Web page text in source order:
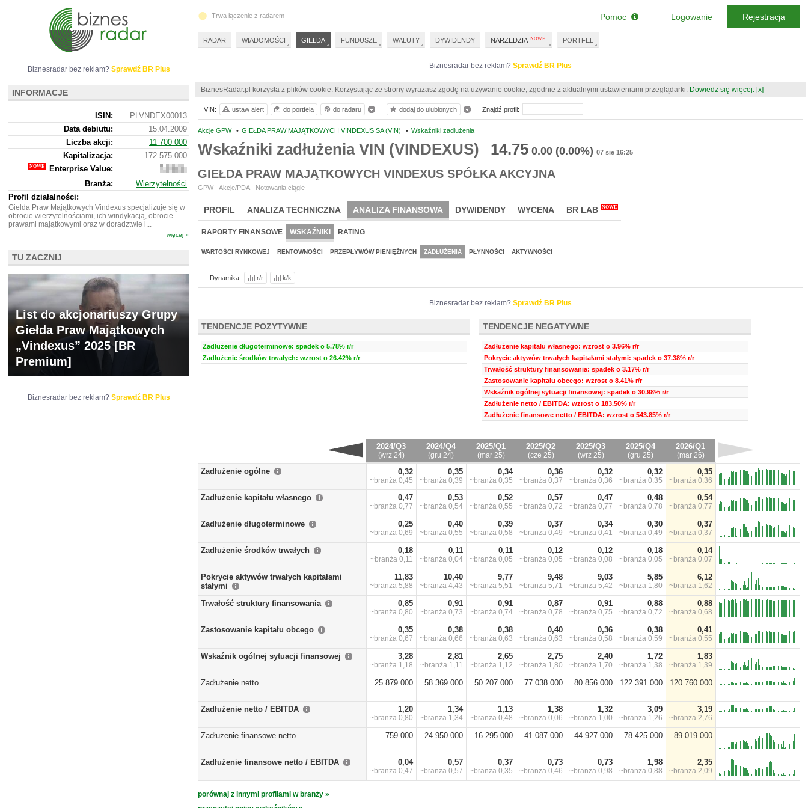
Biznesradar bez reklam? Sprawdź BR Plus
BiznesRadar.pl korzysta z plików cookie. Korzystając ze strony wyrażasz zgodę na używanie cookie, zgodnie z aktualnymi ustawieniami przeglądarki. Dowiedz się więcej. [x]
Akcje GPW • GIEŁDA PRAW MAJĄTKOWYCH VINDEXUS SA (VIN) • Wskaźniki zadłużenia
Wskaźniki zadłużenia VIN (VINDEXUS) 14.75 0.00 (0.00%) 07 sie 16:25
GIEŁDA PRAW MAJĄTKOWYCH VINDEXUS SPÓŁKA AKCYJNA
GPW - Akcje/PDA - Notowania ciągłe
PROFIL ANALIZA TECHNICZNA ANALIZA FINANSOWA DYWIDENDY WYCENA BR LAB NOWE
RAPORTY FINANSOWE WSKAŹNIKI RATING
WARTOŚCI RYNKOWEJ RENTOWNOŚCI PRZEPŁYWÓW PIENIĘŻNYCH ZADŁUŻENIA PŁYNNOŚCI AKTYWNOŚCI
Dynamika: r/r k/k
Biznesradar bez reklam? Sprawdź BR Plus
TENDENCJE POZYTYWNE
Zadłużenie długoterminowe: spadek o 5.78% r/r
Zadłużenie środków trwałych: wzrost o 26.42% r/r
TENDENCJE NEGATYWNE
Zadłużenie kapitału własnego: wzrost o 3.96% r/r
Pokrycie aktywów trwałych kapitałami stałymi: spadek o 37.38% r/r
Trwałość struktury finansowania: spadek o 3.17% r/r
Zastosowanie kapitału obcego: wzrost o 8.41% r/r
Wskaźnik ogólnej sytuacji finansowej: spadek o 30.98% r/r
Zadłużenie netto / EBITDA: wzrost o 183.50% r/r
Zadłużenie finansowe netto / EBITDA: wzrost o 543.85% r/r
2024/Q3
(wrz 24)
2024/Q4
(gru 24)
2025/Q1
(mar 25)
2025/Q2
(cze 25)
2025/Q3
(wrz 25)
2025/Q4
(gru 25)
2026/Q1
(mar 26)
Zadłużenie ogólne 0,32
~branża 0,45
0,35
~branża 0,39
0,34
~branża 0,35
0,36
~branża 0,37
0,32
~branża 0,36
0,32
~branża 0,35
0,35
~branża 0,36
Zadłużenie kapitału własnego 0,47
~branża 0,77
0,53
~branża 0,54
0,52
~branża 0,55
0,57
~branża 0,72
0,47
~branża 0,77
0,48
~branża 0,78
0,54
~branża 0,77
Zadłużenie długoterminowe 0,25
~branża 0,69
0,40
~branża 0,55
0,39
~branża 0,58
0,37
~branża 0,49
0,34
~branża 0,41
0,30
~branża 0,49
0,37
~branża 0,37
Zadłużenie środków trwałych 0,18
~branża 0,11
0,11
~branża 0,04
0,11
~branża 0,05
0,12
~branża 0,05
0,12
~branża 0,08
0,18
~branża 0,05
0,14
~branża 0,07
Pokrycie aktywów trwałych kapitałami
stałymi
11,83
~branża 5,88
10,40
~branża 4,43
9,77
~branża 5,51
9,48
~branża 5,71
9,03
~branża 5,42
5,85
~branża 1,80
6,12
~branża 1,62
Trwałość struktury finansowania 0,85
~branża 0,80
0,91
~branża 0,73
0,91
~branża 0,74
0,87
~branża 0,78
0,91
~branża 0,75
0,88
~branża 0,72
0,88
~branża 0,68
Zastosowanie kapitału obcego 0,35
~branża 0,67
0,38
~branża 0,66
0,38
~branża 0,63
0,40
~branża 0,63
0,36
~branża 0,58
0,38
~branża 0,59
0,41
~branża 0,55
Wskaźnik ogólnej sytuacji finansowej 3,28
~branża 1,18
2,81
~branża 1,11
2,65
~branża 1,12
2,75
~branża 1,80
2,40
~branża 1,70
1,72
~branża 1,38
1,83
~branża 1,39
Zadłużenie netto 25 879 000 58 369 000 50 207 000 77 038 000 80 856 000 122 391 000 120 760 000
Zadłużenie netto / EBITDA 1,20
~branża 0,80
1,34
~branża 1,34
1,13
~branża 0,48
1,38
~branża 0,06
1,32
~branża 1,00
3,09
~branża 1,26
3,19
~branża 2,76
Zadłużenie finansowe netto 759 000 24 950 000 16 295 000 41 087 000 44 927 000 78 425 000 89 019 000
Zadłużenie finansowe netto / EBITDA 0,04
~branża 0,47
0,57
~branża 0,57
0,37
~branża 0,35
0,73
~branża 0,46
0,73
~branża 0,98
1,98
~branża 0,88
2,35
~branża 2,09
porównaj z innymi profilami w branży »
VIN: ustaw alert do portfela do radaru dodaj do ulubionych Znajdź profil:
Biznesradar bez reklam? Sprawdź BR Plus
INFORMACJE
ISIN:
PLVNDEX00013
Data debiutu:
15.04.2009
Liczba akcji:
11 700 000
Kapitalizacja:
172 575 000
Enterprise Value:
261
594
000
Branża:
Wierzytelności
Profil działalności:
Giełda Praw Majątkowych Vindexus specjalizuje się w
obrocie wierzytelnościami, ich windykacją, obrocie
prawami majątkowymi oraz w doradztwie i...
więcej »
TU ZACZNIJ
List do akcjonariuszy Grupy
Giełda Praw Majątkowych
„Vindexus” 2025 [BR
Premium]
Biznesradar bez reklam? Sprawdź BR Plus
Trwa łączenie z radarem
RADAR WIADOMOŚCI GIEŁDA FUNDUSZE WALUTY DYWIDENDY NARZĘDZIA PORTFEL
Pomoc Logowanie Rejestracja